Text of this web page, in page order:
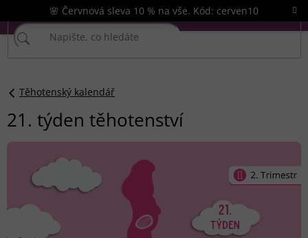
na
obsah
🌸 Červnová sleva 10 % na vše. Kód: cerven10
Těhotenský kalendář
21. týden těhotenství